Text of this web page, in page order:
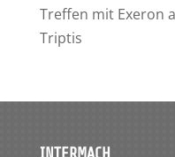
Treffen mit Exeron
Triptis
INTERMACH